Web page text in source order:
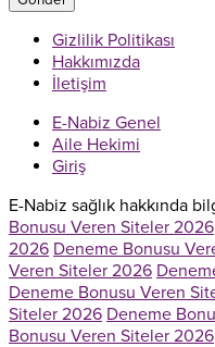
Gizlilik Politikası
Hakkımızda
İletişim
E-Nabiz Genel
Aile Hekimi
Giriş
E-Nabiz sağlık hakkında
Bonusu Veren Siteler 2026
2026 Deneme Bonusu
Veren Siteler 2026
Deneme Bonusu Veren
Siteler 2026 Deneme
Bonusu Veren Siteler 2026